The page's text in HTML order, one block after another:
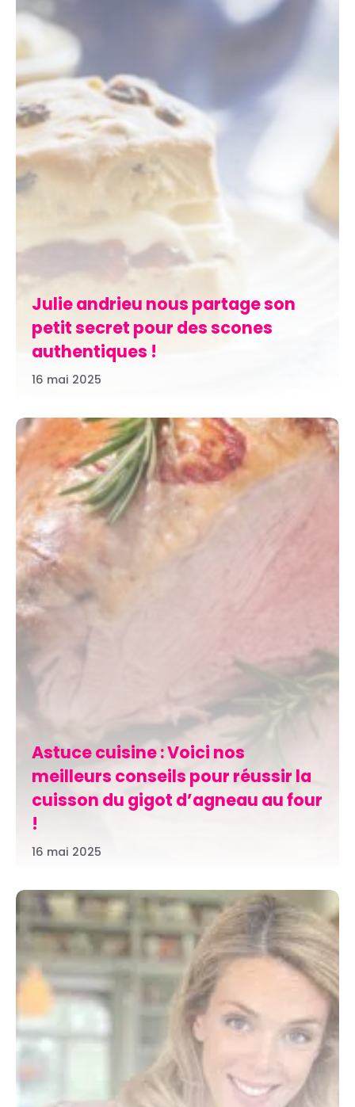
Julie andrieu nous partage son
petit secret pour des scones
authentiques !
16 mai 2025
Astuce cuisine : Voici nos
meilleurs conseils pour réussir la
cuisson du gigot d’agneau au four
!
16 mai 2025